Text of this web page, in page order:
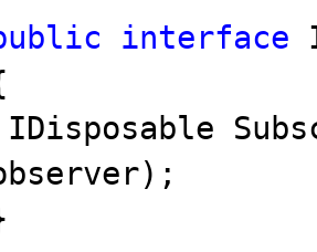
interface
IDisposable